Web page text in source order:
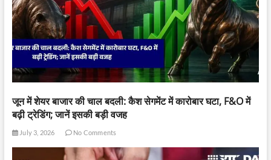
जून में शेयर बाजार की चाल बदली: कैश सेगमेंट में कारोबार घटा, F&O में
बढ़ी ट्रेडिंग; जानें इसकी बड़ी वजह
July 3, 2026 No Comments